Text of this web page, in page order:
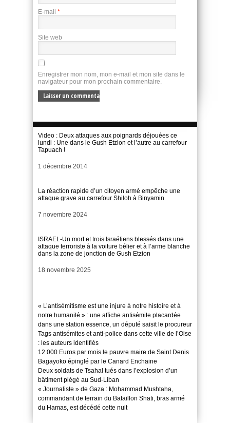
E-mail *
Site web
Enregistrer mon nom, mon e-mail et mon site dans le
navigateur pour mon prochain commentaire.
Video : Deux attaques aux poignards déjouées ce
lundi : Une dans le Gush Etzion et l’autre au carrefour
Tapuach !
Date
1 décembre 2014
La réaction rapide d’un citoyen armé empêche une
attaque grave au carrefour Shiloh à Binyamin
Date
7 novembre 2024
ISRAEL-Un mort et trois Israéliens blessés dans une
attaque terroriste à la voiture bélier et à l’arme blanche
dans la zone de jonction de Gush Etzion
Date
18 novembre 2025
« L’antisémitisme est une injure à notre histoire et à
notre humanité » : une affiche antisémite placardée
dans une station essence, un député saisit le procureur
Tags antisémites et anti-police dans cette ville de l’Oise
: les auteurs identifiés
12.000 Euros par mois le pauvre maire de Saint Denis
Bagayoko épinglé par le Canard Enchaine
Deux soldats de Tsahal tués dans l’explosion d’un
bâtiment piégé au Sud-Liban
« Journaliste » de Gaza : Mohammad Mushtaha,
commandant de terrain du Bataillon Shati, bras armé
du Hamas, est décédé cette nuit